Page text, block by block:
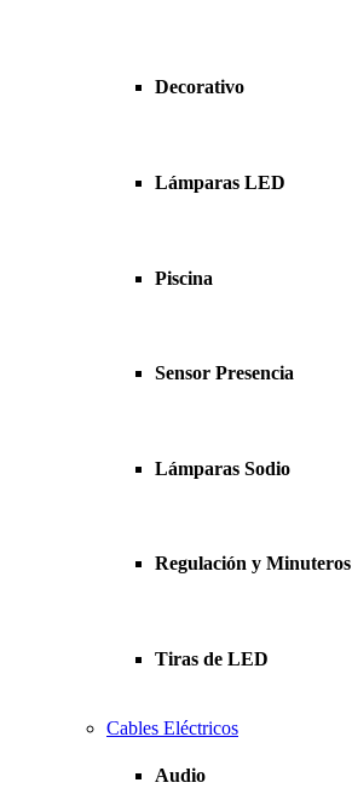
Decorativo
Lámparas LED
Piscina
Sensor Presencia
Lámparas Sodio
Regulación y Minuteros
Tiras de LED
Cables Eléctricos
Audio